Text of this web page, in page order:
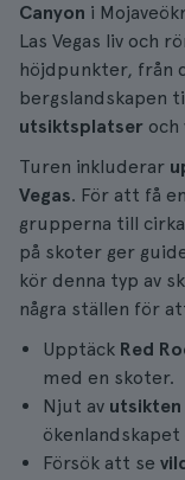
Canyon i
Las Vegas liv och
höjdpunkter, från
bergslandskapen
utsiktsplatser och
Turen inkluderar
Vegas. För att få
grupperna till
på skoter ger
kör denna typ av
några ställen för
Upptäck Red
med en skoter.
Njut av
ökenlandskapet
Försök att se